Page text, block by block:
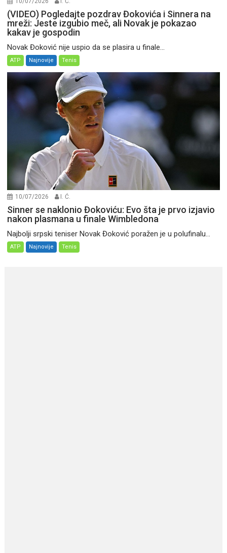
(VIDEO) Pogledajte pozdrav Đokovića i Sinnera na
mreži: Jeste izgubio meč, ali Novak je pokazao
kakav je gospodin
Novak Đoković nije uspio da se plasira u finale...
ATP Najnovije Tenis
10/07/2026 I. Ć.
Sinner se naklonio Đokoviću: Evo šta je prvo izjavio
nakon plasmana u finale Wimbledona
Najbolji srpski teniser Novak Đoković poražen je u polufinalu...
ATP Najnovije Tenis